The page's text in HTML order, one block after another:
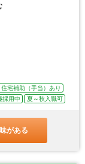
住宅補助（手当）あり
採用中 夏～秋入職可
がある